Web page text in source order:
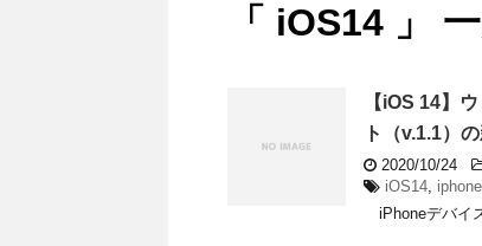
「 iOS14 」
【iOS 14】
ト（v.1.1）
2020/10/24
iOS14 iphone
iPhoneデバイ